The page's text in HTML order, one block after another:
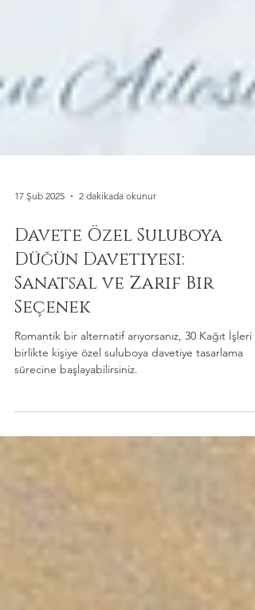
17 Şub 2025 2 dakikada okunur
Davete Özel Suluboya
Düğün Davetiyesi:
Sanatsal ve Zarif Bir
Seçenek
Romantik bir alternatif arıyorsanız, 30 Kağıt İşleri